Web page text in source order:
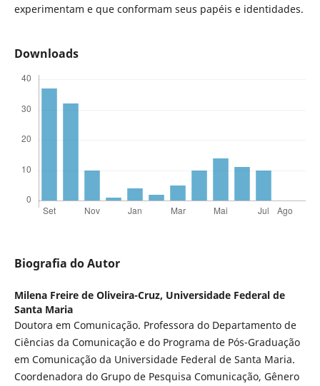
experimentam e que conformam seus papéis e identidades.
Downloads
Biografia do Autor
Milena Freire de Oliveira-Cruz, Universidade Federal de
Santa Maria
Doutora em Comunicação. Professora do Departamento de
Ciências da Comunicação e do Programa de Pós-Graduação
em Comunicação da Universidade Federal de Santa Maria.
Coordenadora do Grupo de Pesquisa Comunicação, Gênero